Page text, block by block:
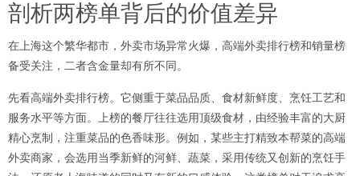
剖析两榜单背后的价值差异
在上海这个繁华都市，外卖市场异常火爆，高端外卖排行榜和销量榜
备受关注，二者含金量却有所不同。
先看高端外卖排行榜。它侧重于菜品品质、食材新鲜度、烹饪工艺和
服务水平等方面。上榜的餐厅往往选用顶级食材，由经验丰富的大厨
精心烹制，注重菜品的色香味形。例如，某些主打精致本帮菜的高端
外卖商家，会选用当季新鲜的河鲜、蔬菜，采用传统又创新的烹饪手